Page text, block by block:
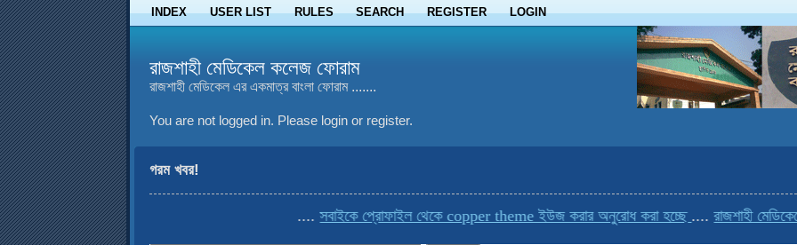
INDEX USER LIST RULES SEARCH REGISTER LOGIN
রাজশাহী মেডিকেল কলেজ ফোরাম
রাজশাহী মেডিকেল এর একমাত্র বাংলা ফোরাম .......
You are not logged in. Please login or register.
গরম খবর!
সবাইকে প্রোফাইল থেকে copper theme ইউজ করার অনুরোধ করা হচ্ছে ....রাজশাহী মেডিকেলের